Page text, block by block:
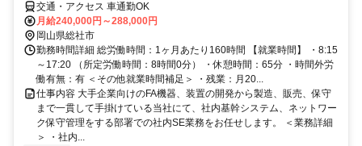
交通・アクセス 車通勤OK
月給240,000円～288,000円
岡山県総社市
勤務時間詳細 総労働時間：1ヶ月あたり160時間 【就業時間】 ・8:15
～17:20 （所定労働時間：8時間0分） ・休憩時間：65分 ・時間外労
働有無：有 ＜その他就業時間補足＞ ・残業：月20...
仕事内容 大手企業向けのFA機器、装置の開発から製造、販売、保守
まで一貫して手掛けている当社にて、社内基幹システム、ネットワー
ク保守管理をする部署での社内SE業務をお任せします。 ＜業務詳細
＞ ・社内...